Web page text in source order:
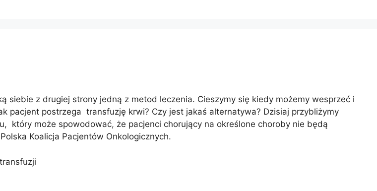
siebie z drugiej strony jedną z metod leczenia. Cieszymy się kiedy możemy wesprzeć i
pacjent postrzega transfuzję krwi? Czy jest jakaś alternatywa? Dzisiaj przybliżymy
który może spowodować, że pacjenci chorujący na określone choroby nie będą
Koalicja Pacjentów Onkologicznych.